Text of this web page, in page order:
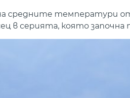
средните температури от
в серията, която започна